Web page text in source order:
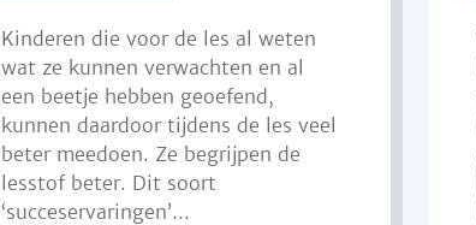
Kinderen die voor de les al weten
wat ze kunnen verwachten en al
een beetje hebben geoefend,
kunnen daardoor tijdens de les veel
beter meedoen. Ze begrijpen de
lesstof beter. Dit soort
‘succeservaringen’...